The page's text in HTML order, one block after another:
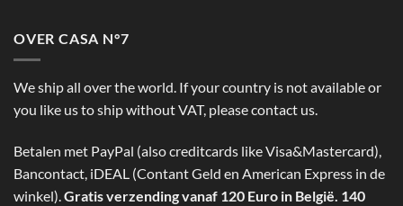
OVER CASA N°7
We ship all over the world. If your country is not available or
you like us to ship without VAT, please contact us.
Betalen met PayPal (also creditcards like Visa&Mastercard),
Bancontact, iDEAL (Contant Geld en American Express in de
winkel).Gratis verzending vanaf 120 Euro in België. 140